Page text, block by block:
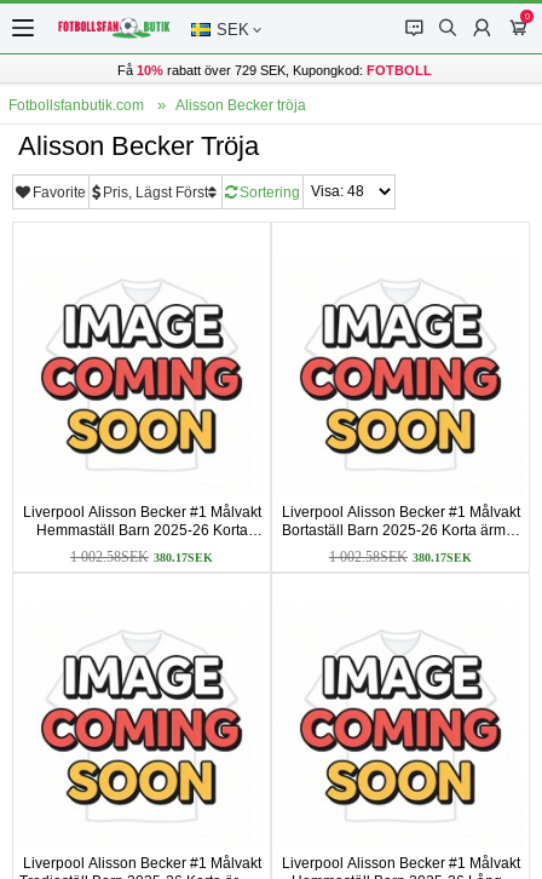
SEK 󰂱 󰂨 󰃳
0
󰃦
Få 10%rabatt över 729 SEK, Kupongkod: FOTBOLL
Fotbollsfanbutik.com Alisson Becker tröja
Alisson Becker Tröja
Favorite Pris, Lägst Först Sortering
Liverpool Alisson Becker #1 Målvakt
Hemmaställ Barn 2025-26 Korta
ärmar (+ Korta byxor)
1 002.58SEK 380.17SEK
Liverpool Alisson Becker #1 Målvakt
Bortaställ Barn 2025-26 Korta ärmar
(+ Korta byxor)
1 002.58SEK 380.17SEK
Liverpool Alisson Becker #1 Målvakt
Liverpool Alisson Becker #1 Målvakt